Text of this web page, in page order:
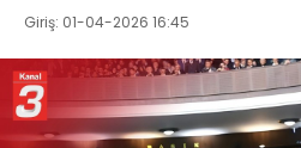
Giriş: 01-04-2026 16:45